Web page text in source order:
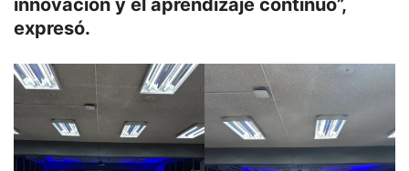
expresó.